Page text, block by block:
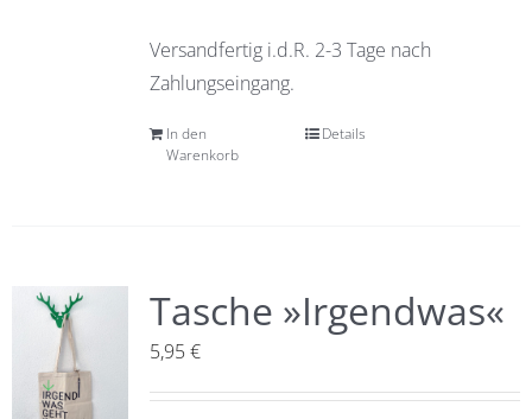
Versandfertig i.d.R. 2-3 Tage nach
Zahlungseingang.
In den
Warenkorb
Details
Tasche »Irgendwas«
5,95€